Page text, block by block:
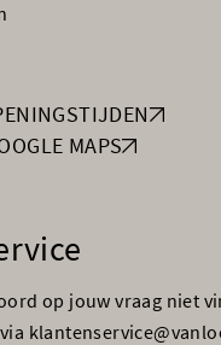
MAPS
op jouw vraag niet